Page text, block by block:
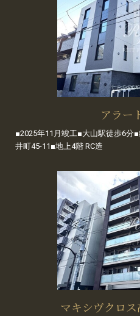
アラー
■2025年11月竣工■大山駅徒歩6分
井町45-11■地上4階 RC造
マキシヴクロ